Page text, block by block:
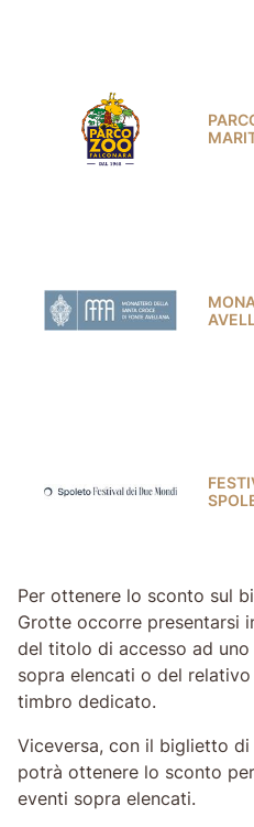
Per ottenere lo sconto sul
Grotte occorre presentarsi
del titolo di accesso ad
sopra elencati o del
timbro dedicato.
Viceversa, con il biglietto
potrà ottenere lo sconto
eventi sopra elencati.